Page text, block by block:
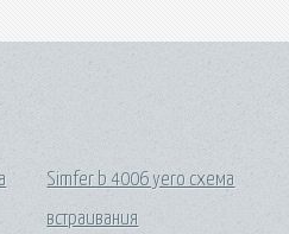
Simfer b 4006 yero схема
встраивания